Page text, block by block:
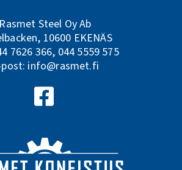
Rasmet Steel Oy Ab
10600 EKENÄS
7626 366, 044 5559 575
post: info@rasmet.fi
Följ oss på Facebook